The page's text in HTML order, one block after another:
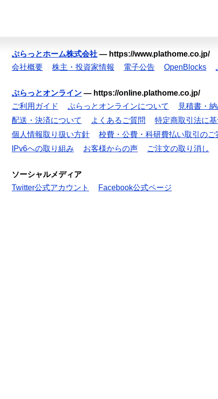
ぷらっとホーム株式会社 — https://www.plathome.co.jp/
会社概要
株主・投資家情報 電子公告 OpenBlocks
ぷらっとオンライン — https://online.plathome.co.jp/
ご利用ガイド
ぷらっとオンラインについて
見積書・
配送・決済について
よくあるご質問
特定商取引法に
個人情報取り扱い方針
校費・公費・科研費払い取引のご
IPv6への取り組み
お客様からの声 ご注文の取り消し
ソーシャルメディア
Twitter公式アカウント
Facebook公式ページ